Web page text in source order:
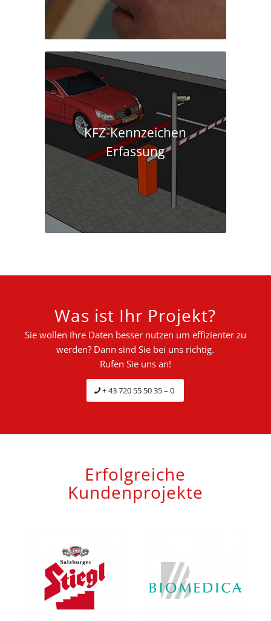
KFZ-Kennzeichen
Erfassung
Was ist Ihr Projekt?
Sie wollen Ihre Daten besser nutzen um effizienter zu
werden? Dann sind Sie bei uns richtig.
Rufen Sie uns an!
+ 43 720 55 50 35 – 0
Erfolgreiche
Kundenprojekte